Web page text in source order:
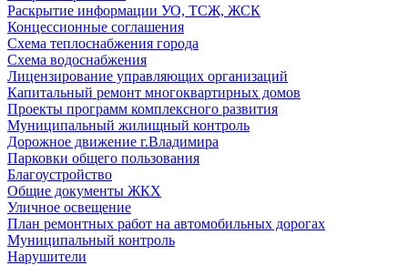
Раскрытие информации УО, ТСЖ, ЖСК
Концессионные соглашения
Схема теплоснабжения города
Схема водоснабжения
Лицензирование управляющих организаций
Капитальный ремонт многоквартирных домов
Проекты программ комплексного развития
Муниципальный жилищный контроль
Дорожное движение г.Владимира
Парковки общего пользования
Благоустройство
Общие документы ЖКХ
Уличное освещение
План ремонтных работ на автомобильных дорогах
Муниципальный контроль
Нарушители